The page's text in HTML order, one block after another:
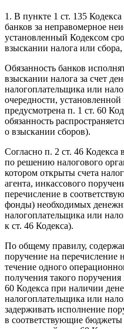
1. В пункте 1 ст. 135 Кодекса
банков за неправомерное
установленный Кодексом
взыскании налога или
Обязанность банков
взыскании налога за счет
налогоплательщика или
очередности,
предусмотрена п. 1 ст. 60
обязанность
о взыскании сборов).
Согласно п. 2 ст. 46 Кодекса
по решению налогового
котором открыты счета
агента, инкассового
перечисление в
фонды) необходимых
налогоплательщика или
к ст. 46 Кодекса).
По общему правилу,
поручение на перечисление
течение одного
получения такого
60 Кодекса при наличии
налогоплательщика или
задерживать исполнение
в соответствующие